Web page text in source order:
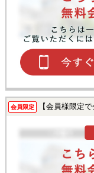
会員限定 【会員様限定で